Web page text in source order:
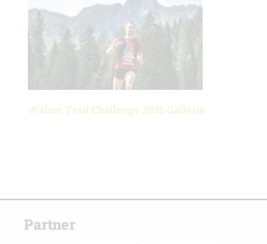
Walser Trail Challenge 2026 Gallerie
Partner